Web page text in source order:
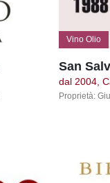
Vino Olio
San
dal 2004,
Proprietà: